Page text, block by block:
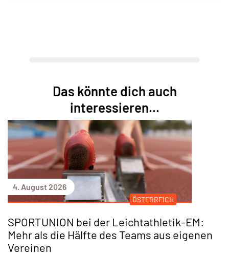
Das könnte dich auch
interessieren...
4. August 2026
ÖSTERREICH
SPORTUNION bei der Leichtathletik-EM:
Mehr als die Hälfte des Teams aus eigenen
Vereinen